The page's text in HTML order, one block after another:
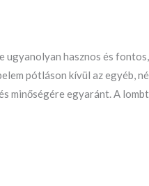
hasznos és
pótláson kívül az egyéb,
minőségére egyaránt. A